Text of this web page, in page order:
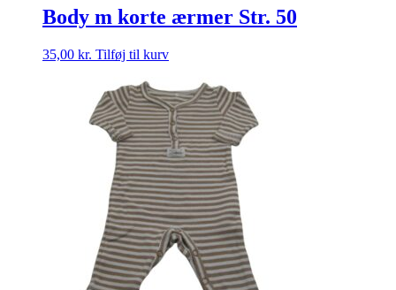
Body m korte ærmer Str. 50
35,00 kr. Tilføj til kurv